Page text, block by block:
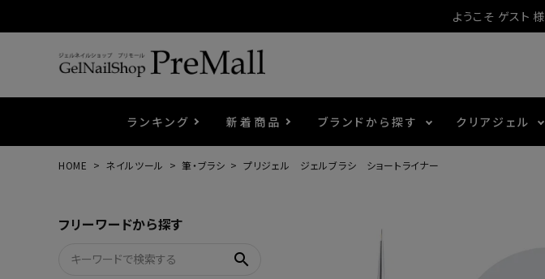
ようこそ ゲスト 様
ランキング 新着商品 ブランドから探す クリアジェル
マグネティジェル
ピンセット・シザー・スパチュラ
パウダー・フレーク
HOME ネイルツール 筆・ブラシ プリジェル ジェルブラシ ショートライナー
フリーワードから探す
search